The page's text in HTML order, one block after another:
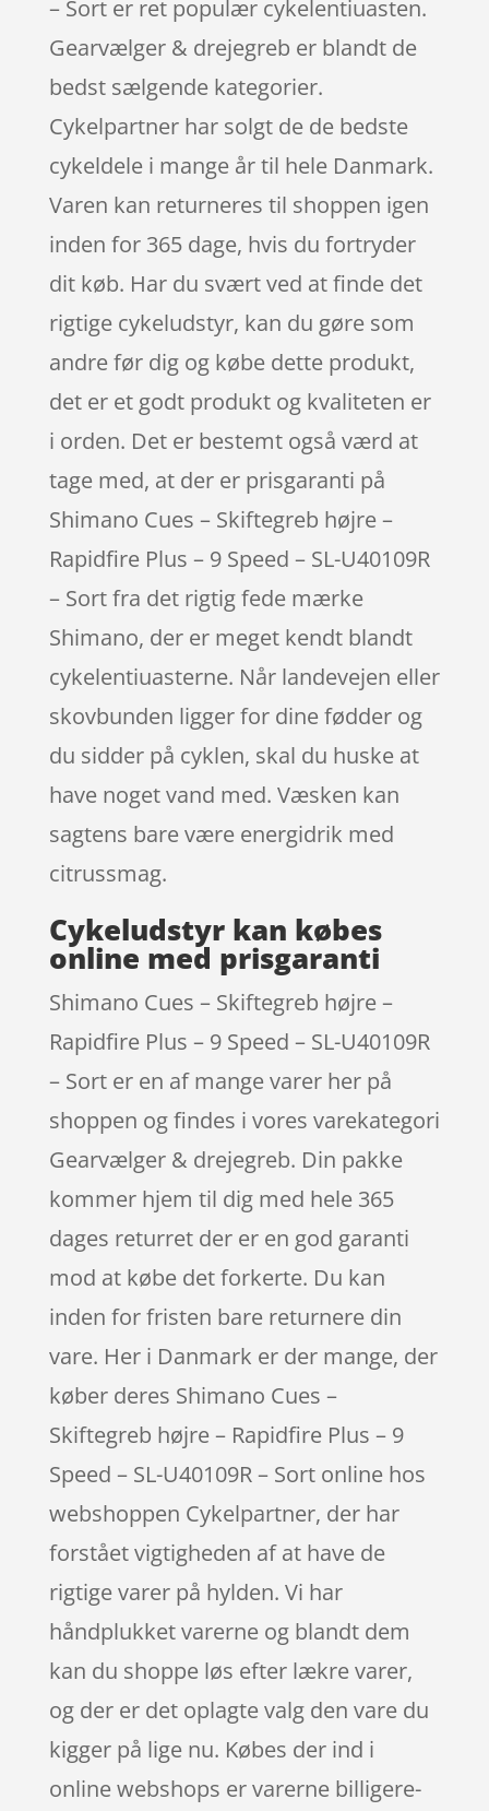
– Sort er ret populær cykelentiuasten.
Gearvælger & drejegreb er blandt de
bedst sælgende kategorier.
Cykelpartner har solgt de de bedste
cykeldele i mange år til hele Danmark.
Varen kan returneres til shoppen igen
inden for 365 dage, hvis du fortryder
dit køb. Har du svært ved at finde det
rigtige cykeludstyr, kan du gøre som
andre før dig og købe dette produkt,
det er et godt produkt og kvaliteten er
i orden. Det er bestemt også værd at
tage med, at der er prisgaranti på
Shimano Cues – Skiftegreb højre –
Rapidfire Plus – 9 Speed – SL-U40109R
– Sort fra det rigtig fede mærke
Shimano, der er meget kendt blandt
cykelentiuasterne. Når landevejen eller
skovbunden ligger for dine fødder og
du sidder på cyklen, skal du huske at
have noget vand med. Væsken kan
sagtens bare være energidrik med
citrussmag.
Cykeludstyr kan købes
online med prisgaranti
Shimano Cues – Skiftegreb højre –
Rapidfire Plus – 9 Speed – SL-U40109R
– Sort er en af mange varer her på
shoppen og findes i vores varekategori
Gearvælger & drejegreb. Din pakke
kommer hjem til dig med hele 365
dages returret der er en god garanti
mod at købe det forkerte. Du kan
inden for fristen bare returnere din
vare. Her i Danmark er der mange, der
køber deres Shimano Cues –
Skiftegreb højre – Rapidfire Plus – 9
Speed – SL-U40109R – Sort online hos
webshoppen Cykelpartner, der har
forstået vigtigheden af at have de
rigtige varer på hylden. Vi har
håndplukket varerne og blandt dem
kan du shoppe løs efter lækre varer,
og der er det oplagte valg den vare du
kigger på lige nu. Købes der ind i
online webshops er varerne billigere-